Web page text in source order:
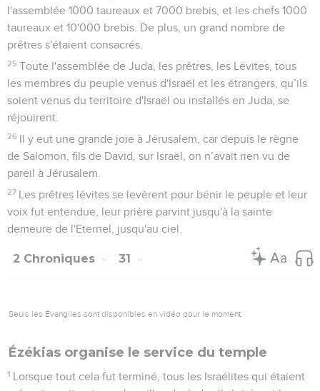
l'assemblée 1000 taureaux et 7000 brebis, et les chefs 1000
taureaux et 10'000 brebis. De plus, un grand nombre de
prêtres s'étaient consacrés.
25 Toute l'assemblée de Juda, les prêtres, les Lévites, tous
les membres du peuple venus d'Israël et les étrangers, qu’ils
soient venus du territoire d'Israël ou installés en Juda, se
réjouirent.
26 Il y eut une grande joie à Jérusalem, car depuis le règne
de Salomon, fils de David, sur Israël, on n’avait rien vu de
pareil à Jérusalem.
27 Les prêtres lévites se levèrent pour bénir le peuple et leur
voix fut entendue, leur prière parvint jusqu'à la sainte
demeure de l'Eternel, jusqu'au ciel.
2 Chroniques 31
Seuls les Évangiles sont disponibles en vidéo pour le moment.
Ézékias organise le service du temple
1 Lorsque tout cela fut terminé, tous les Israélites qui étaient